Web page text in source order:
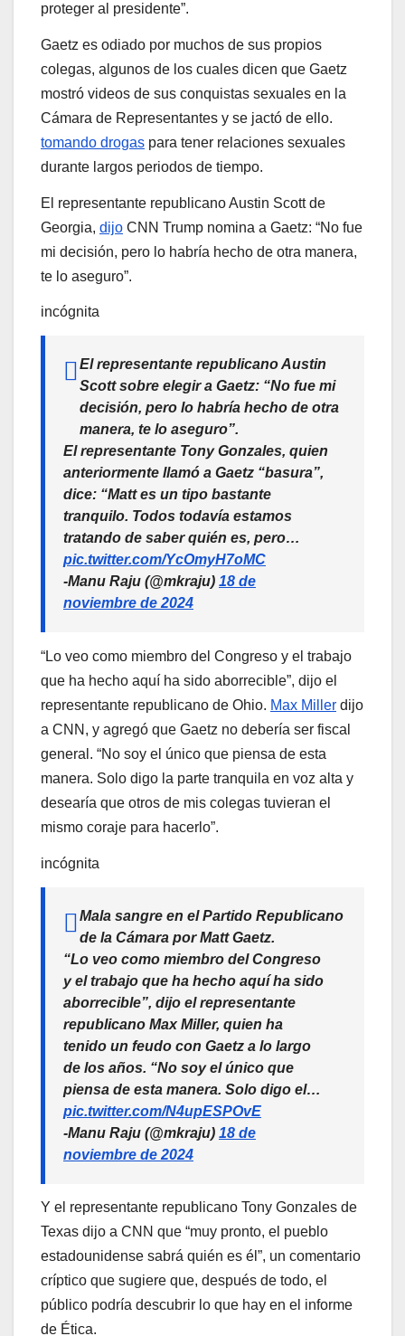
proteger al presidente”.
Gaetz es odiado por muchos de sus propios
colegas, algunos de los cuales dicen que Gaetz
mostró videos de sus conquistas sexuales en la
Cámara de Representantes y se jactó de ello.
tomando drogas para tener relaciones sexuales
durante largos periodos de tiempo.
El representante republicano Austin Scott de
Georgia, dijo CNN Trump nomina a Gaetz: “No fue
mi decisión, pero lo habría hecho de otra manera,
te lo aseguro”.
incógnita
El representante republicano Austin
Scott sobre elegir a Gaetz: “No fue mi
decisión, pero lo habría hecho de otra
manera, te lo aseguro”.
El representante Tony Gonzales, quien
anteriormente llamó a Gaetz “basura”,
dice: “Matt es un tipo bastante
tranquilo. Todos todavía estamos
tratando de saber quién es, pero…
pic.twitter.com/YcOmyH7oMC
-Manu Raju (@mkraju) 18 de
noviembre de 2024
“Lo veo como miembro del Congreso y el trabajo
que ha hecho aquí ha sido aborrecible”, dijo el
representante republicano de Ohio. Max Miller dijo
a CNN, y agregó que Gaetz no debería ser fiscal
general. “No soy el único que piensa de esta
manera. Solo digo la parte tranquila en voz alta y
desearía que otros de mis colegas tuvieran el
mismo coraje para hacerlo”.
incógnita
Mala sangre en el Partido Republicano
de la Cámara por Matt Gaetz.
“Lo veo como miembro del Congreso
y el trabajo que ha hecho aquí ha sido
aborrecible”, dijo el representante
republicano Max Miller, quien ha
tenido un feudo con Gaetz a lo largo
de los años. “No soy el único que
piensa de esta manera. Solo digo el…
pic.twitter.com/N4upESPOvE
-Manu Raju (@mkraju) 18 de
noviembre de 2024
Y el representante republicano Tony Gonzales de
Texas dijo a CNN que “muy pronto, el pueblo
estadounidense sabrá quién es él”, un comentario
críptico que sugiere que, después de todo, el
público podría descubrir lo que hay en el informe
de Ética.